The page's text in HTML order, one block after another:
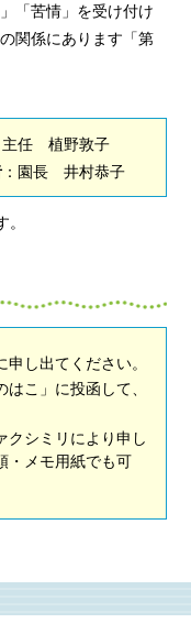
「苦情」を受け付け
関係にあります「第
主任 植野敦子
：園長 井村恭子
し出てください。
こ」に投函して、
クシミリにより申し
・メモ用紙でも可